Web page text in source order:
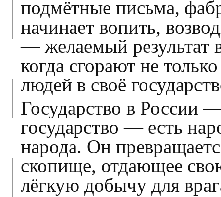
подмётные письма,
начинает вопить,
— желаемый результат
когда сгорают не
людей в своё
Государство в России
государство — есть
народа. Он
скопище, отдающее
лёгкую добычу для